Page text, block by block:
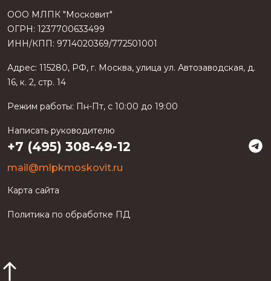
ООО МЛПК "Московит"
ОГРН: 1237700633499
ИНН/КПП: 9714020369/772501001
Адрес: 115280, РФ, г. Москва, улица ул. Автозаводская, д.
16, к. 2, стр. 14
Режим работы: Пн-Пт, с 10:00 до 19:00
Написать руководителю
+7 (495) 308-49-12
mail@mlpkmoskovit.ru
Карта сайта
Политика по обработке ПД